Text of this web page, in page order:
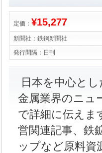
定価： ¥15,277
新聞社： 鉄鋼新聞社
発行間隔： 日刊
日本を中心と
金属業界のニュ
で詳細に伝えま
営関連記事、鉄
ップなど原料資